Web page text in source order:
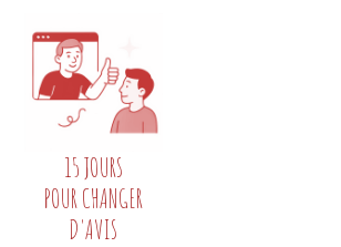
15 JOURS
POUR CHANGER
D'AVIS